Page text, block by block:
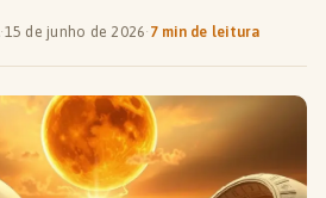
·15 de junho de 2026· 7 min de leitura